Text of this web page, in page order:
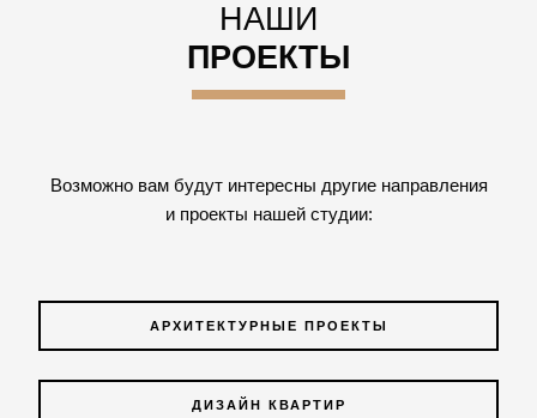
НАШИ
ПРОЕКТЫ
Возможно вам будут интересны другие направления
и проекты нашей студии:
АРХИТЕКТУРНЫЕ ПРОЕКТЫ
ДИЗАЙН КВАРТИР